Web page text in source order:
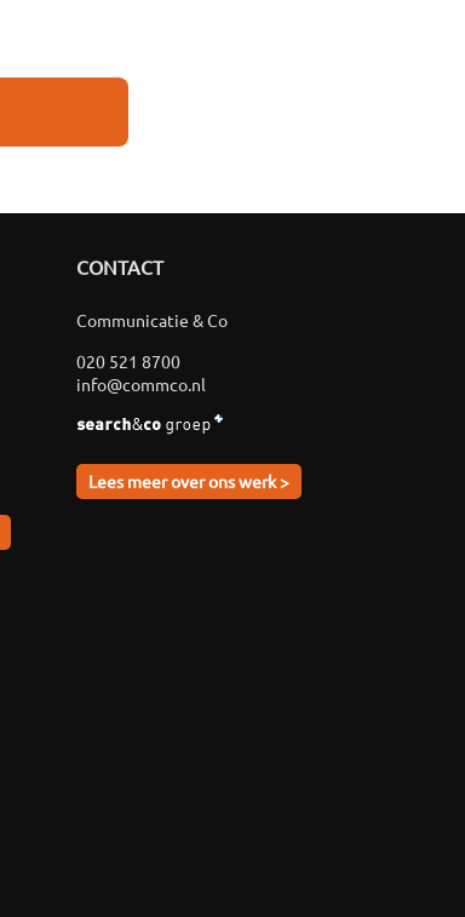
CONTACT
Communicatie & Co
020 521 8700
info@commco.nl
Lees meer over ons werk >